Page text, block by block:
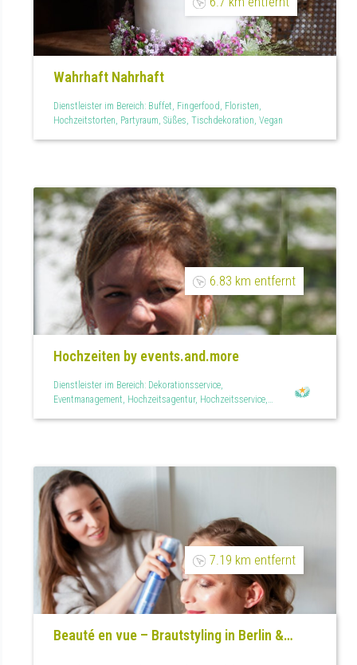
Wahrhaft Nahrhaft
Dienstleister im Bereich: Buffet, Fingerfood, Floristen,
Hochzeitstorten, Partyraum, Süßes, Tischdekoration, Vegan
6.83 km entfernt
Hochzeiten by events.and.more
Dienstleister im Bereich: Dekorationsservice,
Eventmanagement, Hochzeitsagentur, Hochzeitsservice,
7.19 km entfernt
Beauté en vue – Brautstyling in Berlin &